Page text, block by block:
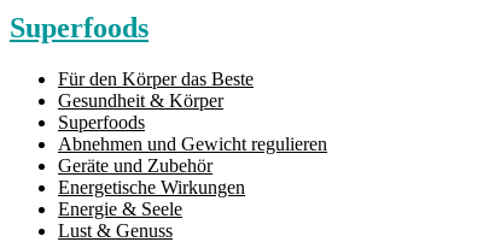
Superfoods
Für den Körper das Beste
Gesundheit & Körper
Superfoods
Abnehmen und Gewicht regulieren
Geräte und Zubehör
Energetische Wirkungen
Energie & Seele
Lust & Genuss